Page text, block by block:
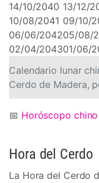
Calendario lunar
Cerdo de Madera,
14/10/2040 13/12/
10/08/2041 09/10/
06/06/204205/08/
02/04/204301/06/
📅 Horóscopo
Hora del Cerdo
La Hora del Cerdo